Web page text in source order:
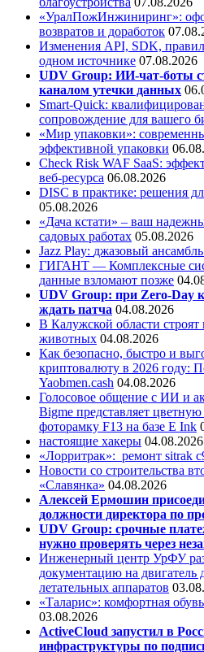
«УралПожИнжиниринг»:
возвратов и доработок
Изменения API, SDK,
одном источнике 07.08.2026
UDV Group: ИИ-чат-боты
каналом утечки данных
Smart-Quick:
сопровождение для вашего
«Мир упаковки»:
эффективной упаковки
Check Risk WAF SaaS:
веб-ресурса 06.08.2026
DISC в практике: решения
05.08.2026
«Дача кстати» – ваш
садовых работах 05.08.2026
Jazz Play: джазовый
ГИГАНТ — Комплексные
данные взломают позже
UDV Group: при Zero-Day
ждать патча 04.08.2026
В Калужской области
животных 04.08.2026
Как безопасно, быстро и
криптовалюту в 2026 году:
Yaobmen.cash 04.08.2026
Голосовое общение с ИИ и
Bigme представляет
фоторамку F13 на базе E Ink
настоящие хакеры 04.08.2026
«Лорритрак»: ремонт sitrak
Новости со строительства
«Славянка» 04.08.2026
Алексей Ермошин
должности директора по
UDV Group: срочные
нужно проверять через
Инженерный центр УрФУ
документацию на двигатель
летательных аппаратов
«Таларис»: комфортная
03.08.2026
ActiveCloud запустил в
инфраструктуры по